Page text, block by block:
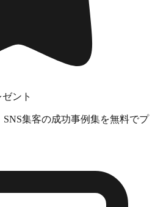
ント
集客の成功事例集を無料でプ